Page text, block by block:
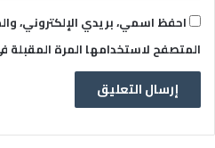
احفظ اسمي، بريدي الإلكتروني،
المتصفح لاستخدامها المرة المقبلة